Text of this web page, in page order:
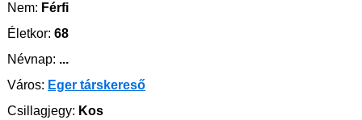
Nem: Férfi
Életkor: 68
Névnap: ...
Város: Eger társkereső
Csillagjegy: Kos